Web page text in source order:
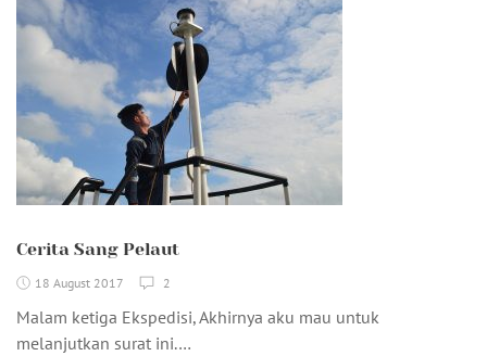
Cerita Sang Pelaut
18 August 2017 2
Malam ketiga Ekspedisi, Akhirnya aku mau untuk
melanjutkan surat ini.…